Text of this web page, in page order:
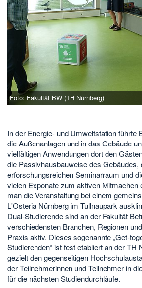
Foto: Fakultät BW (TH Nürnberg)
In der Energie- und Umweltstation führte
die Außenanlagen und in das Gebäude
vielfältigen Anwendungen dort den
die Passivhausbauweise des Gebäudes,
erforschungsreichen Seminarraum und
vielen Exponate zum aktiven Mitmachen
man die Veranstaltung bei einem
L'Osteria Nürnberg im Tullnaupark
Dual-Studierende sind an der Fakultät
verschiedensten Branchen, Regionen
Praxis aktiv. Dieses sogenannte „Get-
Studierenden“ ist fest etabliert an der TH
gezielt den gegenseitigen
der Teilnehmerinnen und Teilnehmer in
für die nächsten Studiendurchläufe.